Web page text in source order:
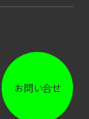
お問い合せ